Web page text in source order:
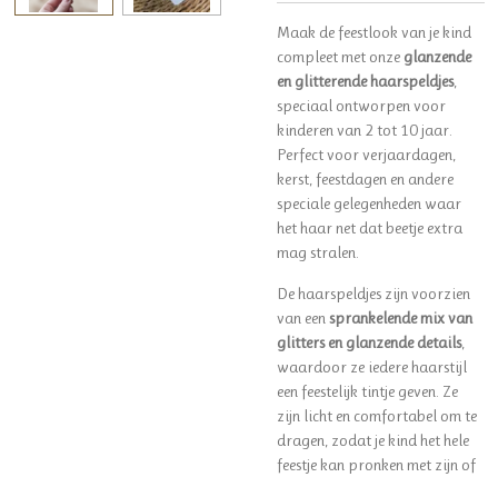
Maak de feestlook van je kind
compleet met onze glanzende
en glitterende haarspeldjes,
speciaal ontworpen voor
kinderen van 2 tot 10 jaar.
Perfect voor verjaardagen,
kerst, feestdagen en andere
speciale gelegenheden waar
het haar net dat beetje extra
mag stralen.
De haarspeldjes zijn voorzien
van eensprankelende mix van
glitters en glanzende details,
waardoor ze iedere haarstijl
een feestelijk tintje geven. Ze
zijn licht en comfortabel om te
dragen, zodat je kind het hele
feestje kan pronken met zijn of